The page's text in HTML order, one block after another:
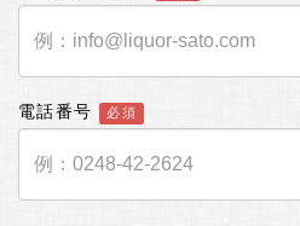
電話番号 必須